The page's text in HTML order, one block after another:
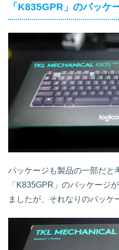
「K835GPR」のパッケ
パッケージも製品の一部だと
「K835GPR」のパッケージ
ましたが、それなりのパッケ